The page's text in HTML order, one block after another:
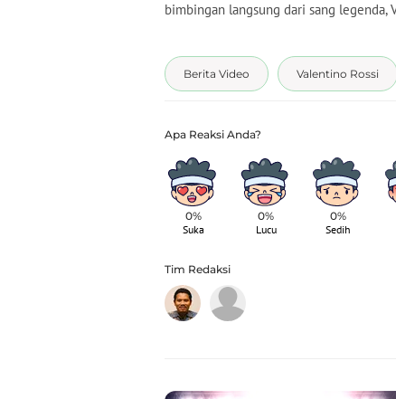
bimbingan langsung dari sang legenda,
Berita Video Valentino Rossi
0%
Suka
0%
Lucu
0%
Sedih
Tim Redaksi